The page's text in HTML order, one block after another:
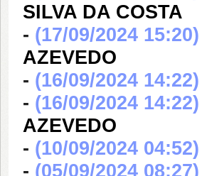
SILVA DA COSTA
- (17/09/2024 15:20)
AZEVEDO
- (16/09/2024 14:22)
- (16/09/2024 14:22)
AZEVEDO
- (10/09/2024 04:52)
- (05/09/2024 08:27)